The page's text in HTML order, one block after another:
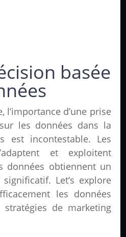
basée
l’importance d’une prise
les données dans la
est incontestable. Les
et exploitent
données obtiennent un
Let’s explore
les données
de marketing